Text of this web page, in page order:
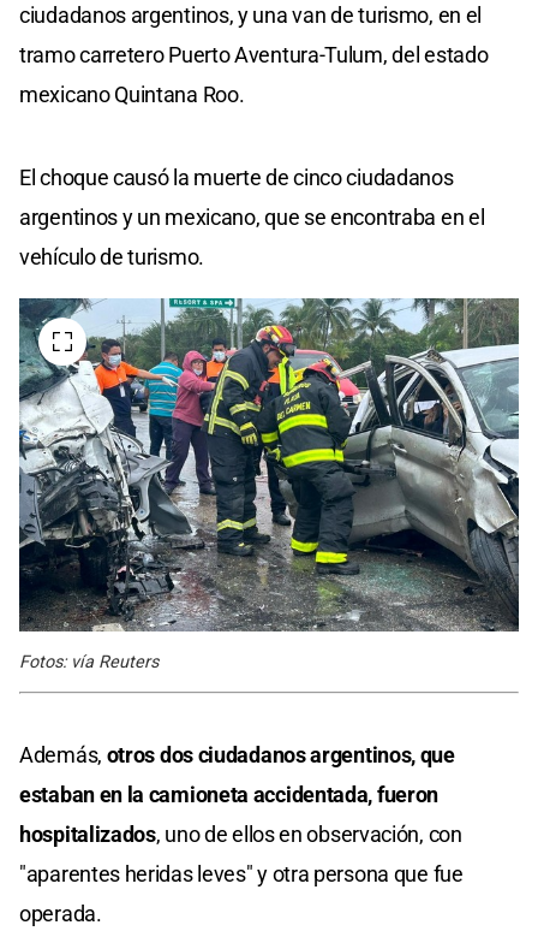
ciudadanos argentinos, y una van de turismo, en el
tramo carretero Puerto Aventura-Tulum, del estado
mexicano Quintana Roo.
El choque causó la muerte de cinco ciudadanos
argentinos y un mexicano, que se encontraba en el
vehículo de turismo.
Fotos: vía Reuters
Además, otros dos ciudadanos argentinos, que
estaban en la camioneta accidentada, fueron
hospitalizados, uno de ellos en observación, con
"aparentes heridas leves" y otra persona que fue
operada.